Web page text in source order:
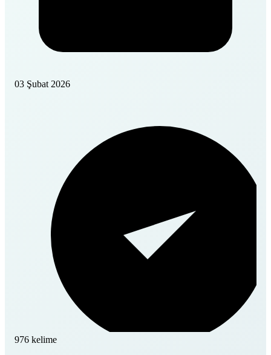
03 Şubat 2026
976 kelime